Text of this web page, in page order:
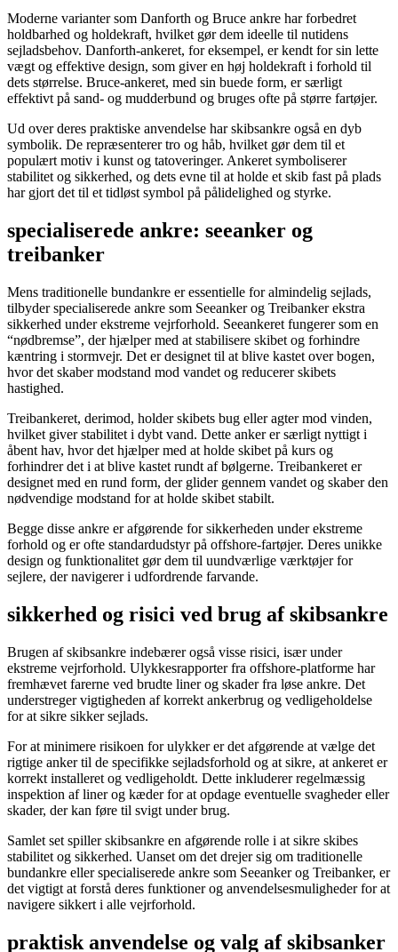
Moderne varianter som Danforth og Bruce ankre har forbedret
holdbarhed og holdekraft, hvilket gør dem ideelle til nutidens
sejladsbehov. Danforth-ankeret, for eksempel, er kendt for sin lette
vægt og effektive design, som giver en høj holdekraft i forhold til
dets størrelse. Bruce-ankeret, med sin buede form, er særligt
effektivt på sand- og mudderbund og bruges ofte på større fartøjer.
Ud over deres praktiske anvendelse har skibsankre også en dyb
symbolik. De repræsenterer tro og håb, hvilket gør dem til et
populært motiv i kunst og tatoveringer. Ankeret symboliserer
stabilitet og sikkerhed, og dets evne til at holde et skib fast på plads
har gjort det til et tidløst symbol på pålidelighed og styrke.
specialiserede ankre: seeanker og
treibanker
Mens traditionelle bundankre er essentielle for almindelig sejlads,
tilbyder specialiserede ankre som Seeanker og Treibanker ekstra
sikkerhed under ekstreme vejrforhold. Seeankeret fungerer som en
“nødbremse”, der hjælper med at stabilisere skibet og forhindre
kæntring i stormvejr. Det er designet til at blive kastet over bogen,
hvor det skaber modstand mod vandet og reducerer skibets
hastighed.
Treibankeret, derimod, holder skibets bug eller agter mod vinden,
hvilket giver stabilitet i dybt vand. Dette anker er særligt nyttigt i
åbent hav, hvor det hjælper med at holde skibet på kurs og
forhindrer det i at blive kastet rundt af bølgerne. Treibankeret er
designet med en rund form, der glider gennem vandet og skaber den
nødvendige modstand for at holde skibet stabilt.
Begge disse ankre er afgørende for sikkerheden under ekstreme
forhold og er ofte standardudstyr på offshore-fartøjer. Deres unikke
design og funktionalitet gør dem til uundværlige værktøjer for
sejlere, der navigerer i udfordrende farvande.
sikkerhed og risici ved brug af skibsankre
Brugen af skibsankre indebærer også visse risici, især under
ekstreme vejrforhold. Ulykkesrapporter fra offshore-platforme har
fremhævet farerne ved brudte liner og skader fra løse ankre. Det
understreger vigtigheden af korrekt ankerbrug og vedligeholdelse
for at sikre sikker sejlads.
For at minimere risikoen for ulykker er det afgørende at vælge det
rigtige anker til de specifikke sejladsforhold og at sikre, at ankeret er
korrekt installeret og vedligeholdt. Dette inkluderer regelmæssig
inspektion af liner og kæder for at opdage eventuelle svagheder eller
skader, der kan føre til svigt under brug.
Samlet set spiller skibsankre en afgørende rolle i at sikre skibes
stabilitet og sikkerhed. Uanset om det drejer sig om traditionelle
bundankre eller specialiserede ankre som Seeanker og Treibanker, er
det vigtigt at forstå deres funktioner og anvendelsesmuligheder for at
navigere sikkert i alle vejrforhold.
praktisk anvendelse og valg af skibsanker